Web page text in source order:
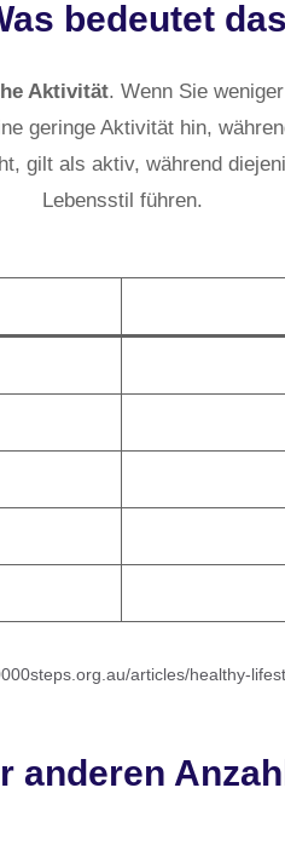
bedeutet
Aktivität. Wenn Sie
geringe Aktivität hin,
gilt als aktiv, während
Lebensstil führen.
articles/healthy-
anderen